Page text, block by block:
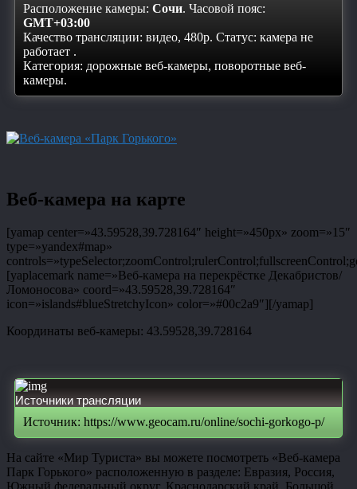
Расположение камеры: Сочи. Часовой пояс:
GMT+03:00
Качество трансляции: видео, 480p. Статус: камера не
работает .
Категория: дорожные веб-камеры, поворотные веб-
камеры.
Веб-камера на карте
[yamap center=»43.59528,39.728164″ height=»450px» zoom=»15″
type=»yandex#map»
[yaplacemark name=»Веб-камера на перекрёстке Декабристов/
Ломоносова» coord=»43.59528,39.728164″
icon=»islands#blueStretchyIcon» color=»#00c2a9″][/yamap]
Координаты веб-камеры: 43.59528,39.728164
Источники трансляции
Источник: https://www.geocam.ru/online/sochi-gorkogo-p/
На сайте «Мир Туриста» вы можете посмотреть «Веб-камера
Парк Горького» расположенную в разделе: Евразия, Россия,